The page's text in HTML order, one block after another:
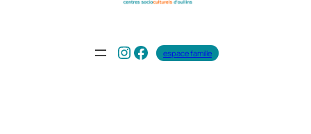
Instagram
Facebook
espace famille